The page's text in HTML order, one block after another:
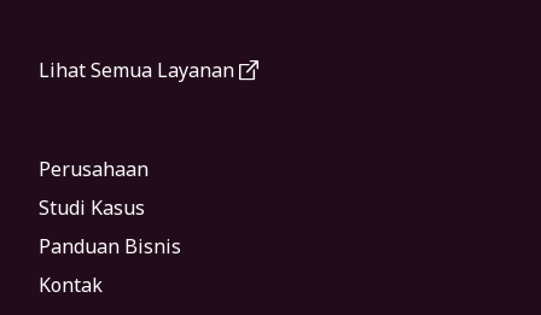
Lihat Semua Layanan
Perusahaan
Studi Kasus
Panduan Bisnis
Kontak